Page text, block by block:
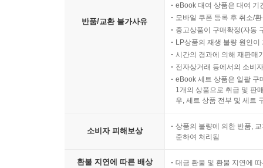
반품/교환 불가사유
eBook 대여 상품은 대여 기
모바일 쿠폰 등록 후 취소/
중고상품이 구매확정(자동
LP상품의 재생 불량 원인
시간의 경과에 의해 재판매
전자상거래 등에서의 소비
eBook 세트 상품은 일괄 구
1개의 상품으로 취급 및 판
우, 세트 상품 전부 및 세트
소비자 피해보상
상품의 불량에 의한 반품,
준하여 처리됨
환불 지연에 따른 배상 대금 환불 및 환불 지연에